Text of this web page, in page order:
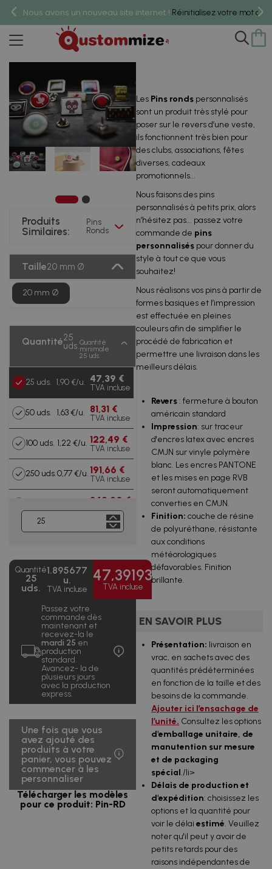
Nous avons un nouveau site internet ! Réinitialisez votre mot de
Pins Ronds
Produits
Similaires:
Pins
Ronds
Taille20 mm Ø
20 mm Ø
Quantité25
uds. Quantité
minimale
25 uds.
25 uds. 1,90 €/u. 47,39 €
TVA incluse
50 uds. 1,63 €/u. 81,31 €
TVA incluse
100 uds. 1,22 €/u. 122,49 €
TVA incluse
250 uds.0,77 €/u.191,66 €
TVA incluse
342,90 €
TVA incluse
1000
0,62
619,91 €
2500
uds.
0,56
€/u.
1 400,05
€
TVA incluse
5000
uds.
0,53
€/u.
TVA incluse
10000
uds.
0,53
€/u.
5 270,76
TVA incluse
20000
uds.
0,53
€/u.
10 541,52
Quantité
25
uds.
1.895677
u.
TVA incluse
47,39193
TVA incluse
Passez votre
commande dès
maintenant et
recevez-la le
mardi 25 en
production
standard.
Avancez- la de
plusieurs jours
avec la production
express.
Une fois que vous
avez ajouté des
produits à votre
panier, vous pouvez
commencer à les
personnaliser
Télécharger les modèles
pour ce produit: Pin-RD
Les Pins ronds personnalisés
sont un produit très stylé pour
poser sur le revers d’une veste,
ils fonctionnent très bien pour
des clubs, associations, fêtes
diverses, cadeaux
promotionnels...
Nous faisons des pins
personnalisés à petits prix, alors
n’hésitez pas... passez votre
commande de pins
personnalisés pour donner du
style à tout ce que vous
souhaitez!
Nous réalisons vos pins à partir de
formes basiques et l’impression
est effectuée en pleines
couleurs afin de simplifier le
procédé de fabrication et
permettre une livraison dans les
meilleurs délais.
Revers: fermeture à bouton
américain standard
Impression: sur traceur
d'encres latex avec encres
CMJN sur vinyle polymère
blanc. Les encres PANTONE
et les mises en page RVB
seront automatiquement
converties en CMJN.
Finition: couche de résine
de polyuréthane, résistante
aux conditions
météorologiques
défavorables. Finition
brillante.
EN SAVOIR PLUS
Présentation: livraison en
vrac, en sachets avec des
quantités prédéterminées
en fonction de la taille et des
besoins de la commande.
Ajouter ici l’ensachage de
l’unité. Consultez les options
d'emballage unitaire, de
manutention sur mesure
et de packaging
spécial./li>
Délais de production et
d'expédition: choisissez les
options et la quantité pour
voir le délai estimé. Veuillez
noter qu'il peut y avoir de
petits retards pour des
raisons indépendantes de